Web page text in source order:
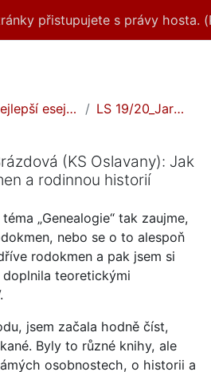
přistupujete s právy hosta. (
Nejlepší eseje - Genealogie - Hledáme své předky LS 19/20_Jarmila Brázdová (KS Oslavany): Jak jsem ...
(KS Oslavany): Jak
a rodinnou historií
„Genealogie“ tak zaujme,
nebo se o to alespoň
rodokmen a pak jsem si
teoretickými
jsem začala hodně číst,
Byly to různé knihy, ale
osobnostech, o historii a